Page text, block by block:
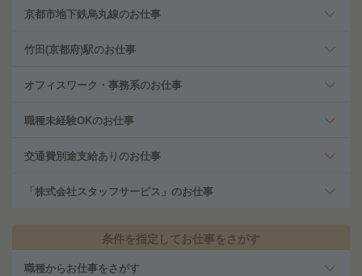
京都市地下鉄烏丸線のお仕事
竹田(京都府)駅のお仕事
オフィスワーク・事務系のお仕事
職種未経験OKのお仕事
交通費別途支給ありのお仕事
「株式会社スタッフサービス」のお仕事
条件を指定してお仕事をさがす
職種からお仕事をさがす